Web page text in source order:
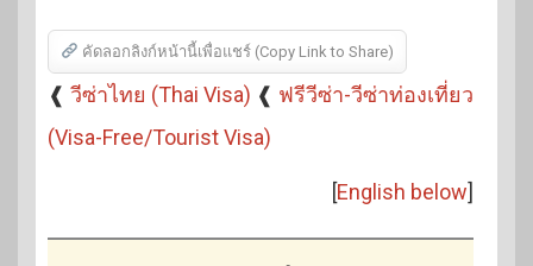
คัดลอกลิงก์หน้านี้เพื่อแชร์ (Copy Link to Share)
❰ วีซ่าไทย (Thai Visa) ❰ ฟรีวีซ่า-วีซ่าท่องเที่ยว
(Visa-Free/Tourist Visa)
[English below]